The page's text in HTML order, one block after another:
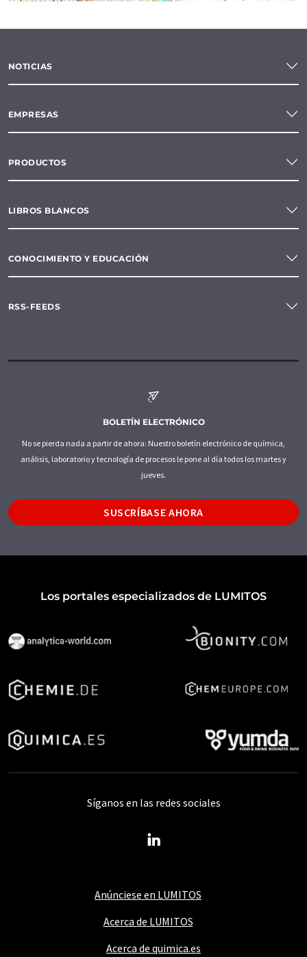
NOTICIAS
EMPRESAS
PRODUCTOS
LIBROS BLANCOS
CONOCIMIENTO Y EDUCACIÓN
RSS-FEEDS
BOLETÍN ELECTRÓNICO
No se pierda nada a partir de ahora: Nuestro boletín electrónico de química,
análisis, laboratorio y tecnología de procesos le pone al día todos los martes y
jueves.
SUSCRÍBASE AHORA
Los portales especializados de LUMITOS
Anúnciese en LUMITOS
Acerca de LUMITOS
Acerca de quimica.es
Síganos en las redes sociales